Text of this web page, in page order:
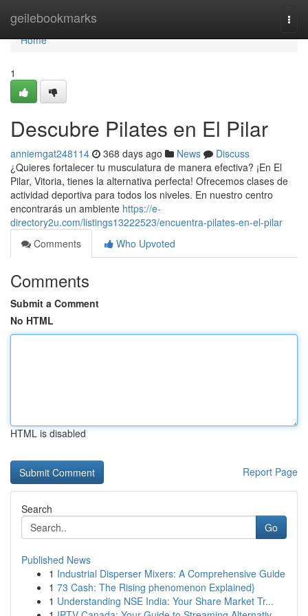
geilebookmarks
Home
Home
1
Descubre Pilates en El Pilar
anniemgat248114 368 days ago News
Discuss
¿Quieres fortalecer tu musculatura de manera efectiva? ¡En El
Pilar, Vitoria, tienes la alternativa perfecta! Ofrecemos clases de
actividad deportiva para todos los niveles. En nuestro centro
encontrarás un ambiente https://e-
directory2u.com/listings13222523/encuentra-pilates-en-el-pilar
Comments
Who Upvoted
Comments
Submit a Comment
No HTML
HTML is disabled
Report Page
Search
Go
Published News
1 Industrial Disperser Mixers: A Comprehensive Guide
1 73 Cash: The Rising phenomenon Explained}
1 Understanding NSE India: Your Share Market Tr...